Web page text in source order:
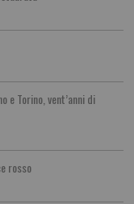
e Torino, vent’anni di
rosso